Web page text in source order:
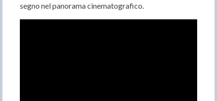
segno nel panorama cinematografico.